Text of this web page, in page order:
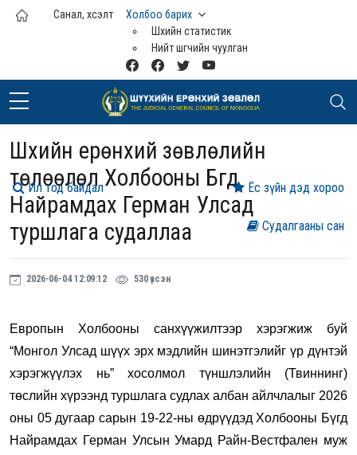
Үндсэн агуулга руу шилжих
Санал, хүсэлт
Холбоо барих
Шүүхийн статистик
Нийт шүүгчийн чуулган
Шүүхийн ерөнхий зөвлөлийн
төлөөлөл Холбооны Бүгд
Найрамдах Герман Улсад
туршлага судаллаа
2026-06-04 12:09:12 530 үзсэн
Европын Холбооны санхүүжилтээр хэрэгжиж буй
“Монгол Улсад шүүх эрх мэдлийн шинэтгэлийг үр дүнтэй
хэрэгжүүлэх нь” хосолмол түншлэлийн (Твиннинг)
төслийн хүрээнд туршлага судлах албан айлчлалыг 2026
оны 05 дугаар сарын 19-22-ны өдрүүдэд Холбооны Бүгд
Найрамдах Герман Улсын Умард Райн-Вестфален муж
Судалгааны сан
Ёс зүйн дэд хороо
Ил тод байдал